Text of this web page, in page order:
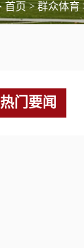
首页>群众体育
热门要闻